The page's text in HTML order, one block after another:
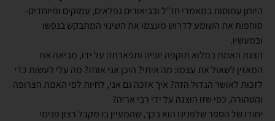
היותן עמוסות במאמרי חז”ל ובביאורים נפלאים, עמוקים ומיוחדים-
סוחפות את השומע לדרוש מעצמו את השינוי המתבקש בנפשו
ובמעשיו.
הצגת האמת במלוא תוקפה יופיה ותפארתה על ידו, מביאה את
המאזין לשאול את עצמו: מה איתי? היכן אני אוחז? מה עלי לעשות כדי
לזכות לאושר הגדול הזה? איך אזכה גם אני, לחיות לפי האמת הצרופה
והטהורה, כפי שזו הוצגה על ידי רבי אריה?
יחודו של הספר שלפנינו הוא בכך, שהמעיין בו מקבל רצון פנימי